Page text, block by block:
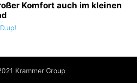
Komfort auch im kleinen
Krammer Group